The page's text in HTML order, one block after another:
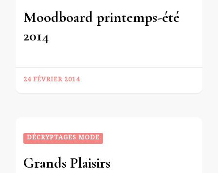
Moodboard printemps-été
2014
24 FÉVRIER 2014
DÉCRYPTAGES MODE
Grands Plaisirs